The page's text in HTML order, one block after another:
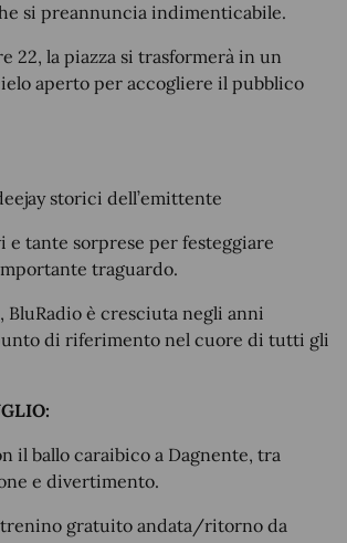
si preannuncia indimenticabile.
22, la piazza si trasformerà in un
aperto per accogliere il pubblico
storici dell’emittente
e tante sorprese per festeggiare
traguardo.
BluRadio è cresciuta negli anni
di riferimento nel cuore di tutti gli
il ballo caraibico a Dagnente, tra
e divertimento.
gratuito andata/ritorno da